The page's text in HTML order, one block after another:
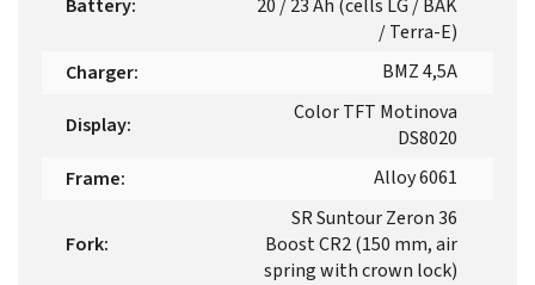
Battery:
20 / 23 Ah (cells LG / BAK
/ Terra-E)
Charger: BMZ 4,5A
Display:
Color TFT Motinova
DS8020
Frame: Alloy 6061
Fork:
SR Suntour Zeron 36
Boost CR2 (150 mm, air
spring with crown lock)